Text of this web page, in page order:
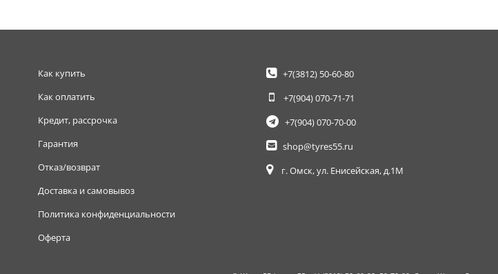
Как купить
Как оплатить
Кредит, рассрочка
Гарантия
Отказ/возврат
Доставка и самовывоз
Политика конфиденциальности
Оферта
+7(3812)50-60-80
+7(904)070-71-71
+7(904)070-70-00
shop@tyres55.ru
г. Омск, ул. Енисейская, д.1М